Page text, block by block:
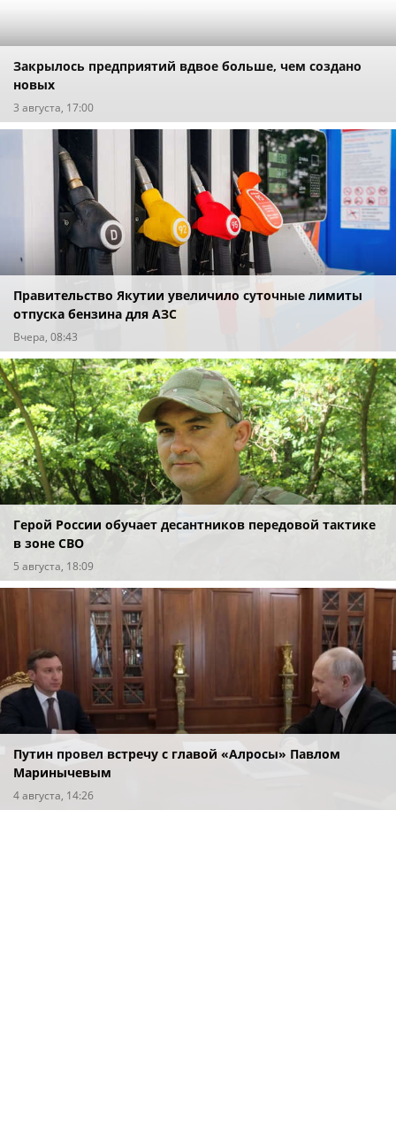
Закрылось предприятий вдвое больше, чем создано
новых
3 августа, 17:00
Правительство Якутии увеличило суточные лимиты
отпуска бензина для АЗС
Вчера, 08:43
Герой России обучает десантников передовой тактике
в зоне СВО
5 августа, 18:09
Путин провел встречу с главой «Алросы» Павлом
Маринычевым
4 августа, 14:26